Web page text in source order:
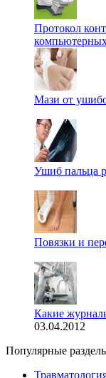
Протокол
Мази от
Ушиб пальца
Повязки и
Какие
03.04.2012
Популярные